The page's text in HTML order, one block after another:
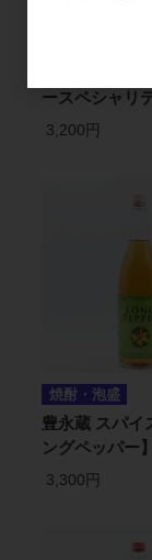
ースペシャリ
3,200円
焼酎・泡盛
豊永蔵 スパイ
ングペッパー
3,300円